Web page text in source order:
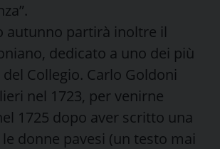
autunno partirà inoltre il
dedicato a uno dei più
Collegio. Carlo Goldoni
nel 1723, per venirne
1725 dopo aver scritto una
donne pavesi (un testo mai